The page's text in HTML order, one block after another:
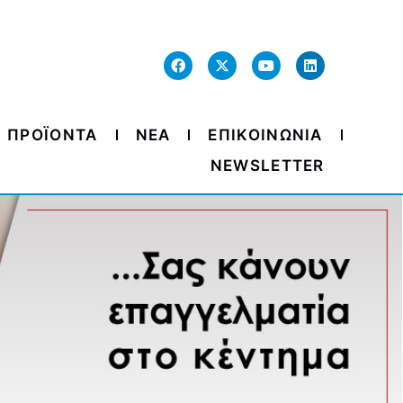
ΠΡΟΪΟΝΤΑ ΝΕΑ
ΕΠΙΚΟΙΝΩΝΙΑ
NEWSLETTER